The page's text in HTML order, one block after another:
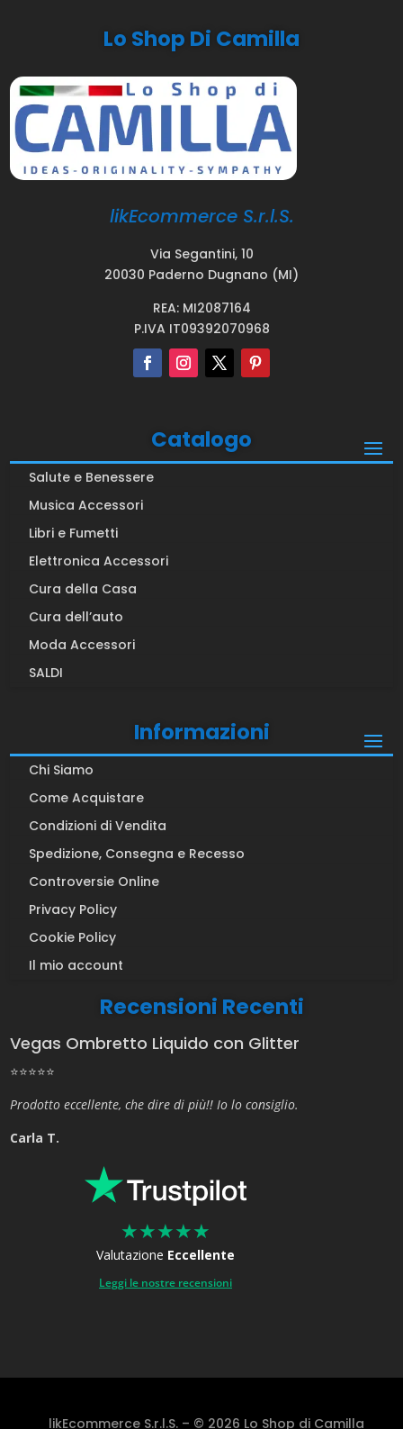
Lo Shop Di Camilla
likEcommerce S.r.l.S.
Via Segantini, 10
20030 Paderno Dugnano (MI)
REA: MI2087164
P.IVA IT09392070968
Catalogo
Salute e Benessere
Musica Accessori
Libri e Fumetti
Elettronica Accessori
Cura della Casa
Cura dell’auto
Moda Accessori
SALDI
Informazioni
Chi Siamo
Come Acquistare
Condizioni di Vendita
Spedizione, Consegna e Recesso
Controversie Online
Privacy Policy
Cookie Policy
Il mio account
Recensioni Recenti
Vegas Ombretto Liquido con Glitter
⭐⭐⭐⭐⭐
Prodotto eccellente, che dire di più!! Io lo consiglio.
Carla T.
★★★★★
Valutazione Eccellente
Leggi le nostre recensioni
likEcommerce S.r.l.S. – © 2026 Lo Shop di Camilla